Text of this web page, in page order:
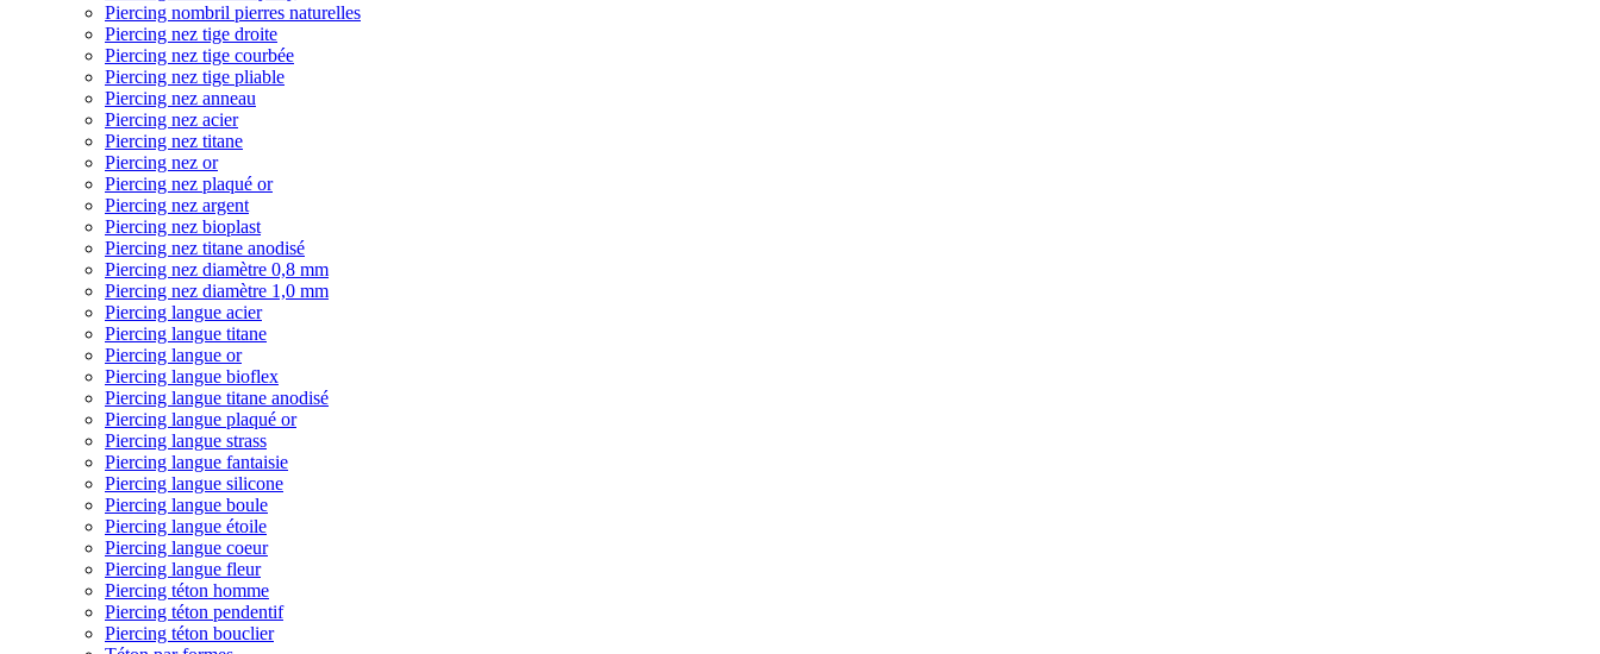
Piercing nombril pierres naturelles
Piercing nez tige droite
Piercing nez tige courbée
Piercing nez tige pliable
Piercing nez anneau
Piercing nez acier
Piercing nez titane
Piercing nez or
Piercing nez plaqué or
Piercing nez argent
Piercing nez bioplast
Piercing nez titane anodisé
Piercing nez diamètre 0,8 mm
Piercing nez diamètre 1,0 mm
Piercing langue acier
Piercing langue titane
Piercing langue or
Piercing langue bioflex
Piercing langue titane anodisé
Piercing langue plaqué or
Piercing langue strass
Piercing langue fantaisie
Piercing langue silicone
Piercing langue boule
Piercing langue étoile
Piercing langue coeur
Piercing langue fleur
Piercing téton homme
Piercing téton pendentif
Piercing téton bouclier